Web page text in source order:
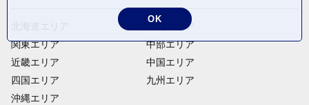
関東エリア
近畿エリア
四国エリア
沖縄エリア
東北エリア
中部エリア
中国エリア
九州エリア
OK